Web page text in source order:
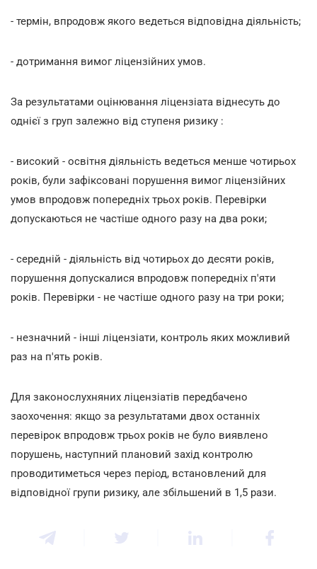
- термін, впродовж якого ведеться відповідна діяльність;
- дотримання вимог ліцензійних умов.
За результатами оцінювання ліцензіата віднесуть до
однієї з груп залежно від ступеня ризику :
- високий - освітня діяльність ведеться менше чотирьох
років, були зафіксовані порушення вимог ліцензійних
умов впродовж попередніх трьох років. Перевірки
допускаються не частіше одного разу на два роки;
- середній - діяльність від чотирьох до десяти років,
порушення допускалися впродовж попередніх п'яти
років. Перевірки - не частіше одного разу на три роки;
- незначний - інші ліцензіати, контроль яких можливий
раз на п'ять років.
Для законослухняних ліцензіатів передбачено
заохочення: якщо за результатами двох останніх
перевірок впродовж трьох років не було виявлено
порушень, наступний плановий захід контролю
проводитиметься через період, встановлений для
відповідної групи ризику, але збільшений в 1,5 рази.